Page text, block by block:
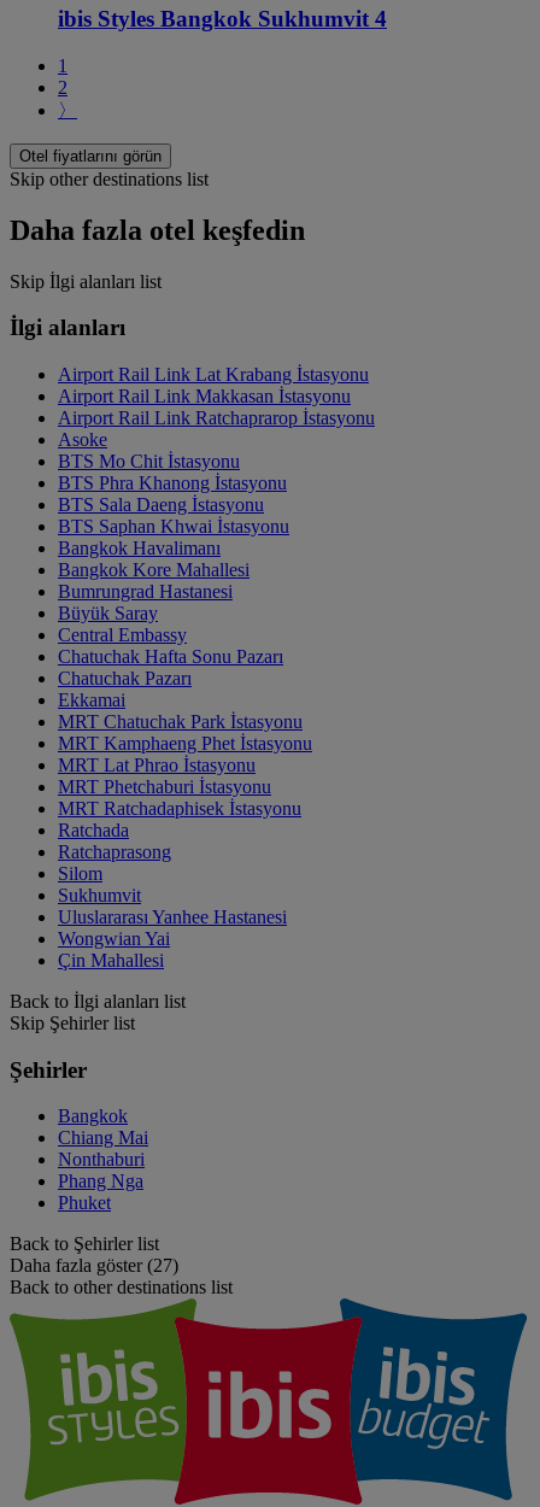
ibis Styles Bangkok Sukhumvit 4
1
2
〉
Otel fiyatlarını görün
Skip other destinations list
Daha fazla otel keşfedin
Skip İlgi alanları list
İlgi alanları
Airport Rail Link Lat Krabang İstasyonu
Airport Rail Link Makkasan İstasyonu
Airport Rail Link Ratchaprarop İstasyonu
Asoke
BTS Mo Chit İstasyonu
BTS Phra Khanong İstasyonu
BTS Sala Daeng İstasyonu
BTS Saphan Khwai İstasyonu
Bangkok Havalimanı
Bangkok Kore Mahallesi
Bumrungrad Hastanesi
Büyük Saray
Central Embassy
Chatuchak Hafta Sonu Pazarı
Chatuchak Pazarı
Ekkamai
MRT Chatuchak Park İstasyonu
MRT Kamphaeng Phet İstasyonu
MRT Lat Phrao İstasyonu
MRT Phetchaburi İstasyonu
MRT Ratchadaphisek İstasyonu
Ratchada
Ratchaprasong
Silom
Sukhumvit
Uluslararası Yanhee Hastanesi
Wongwian Yai
Çin Mahallesi
Back to İlgi alanları list
Skip Şehirler list
Şehirler
Bangkok
Chiang Mai
Nonthaburi
Phang Nga
Phuket
Back to Şehirler list
Daha fazla göster (27)
Back to other destinations list